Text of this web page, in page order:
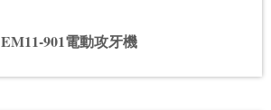
EM11-901電動攻牙機